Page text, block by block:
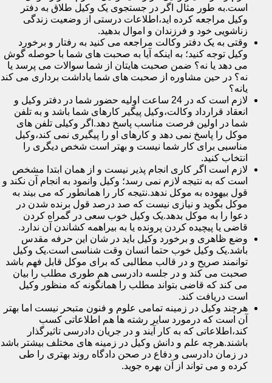
است.به طور مثال اگر در جستجوی یک وکیل طلاق به دفتر
وکیل مراجعه کرده اید،اطلاعات درستی از وضعیت زندگی
زناشویی خود و فرزندان و اموال بدهید.
وقتی به یک دفتر وکالت مراجعه می کنید به رفتار و برخورد
وکیل توجه کنید؛ به اینکه آیا به صحبت های شما با حوصله گوش
می دهد یا نه؟ ضمن صحبت هایتان از شما سوالات می پرسد یا
نه؟ در حین مشاوره از صحبت های شما یاداشت برداری می کند
یانه؟
لازم است که در 24 ساعت اولیه حضور شما در دفتر وکیل و
انعقاد قرارداد وکالت،وکیل پیگیر کارهای شما باشد و به تلفن
شما در اولین فرصت مناسب پاسخ دهد.اگر وکیلی تلفن های
موکل را پاسخ نمی دهد و کارهای او را پیگیری نمی کند،وکیل
مناسبی برای کار شما نیست و بهتر است شخص دیگری را
انتخاب کنید.
لازم است اگر کاری انجام پذیر نیست و از همان ابتدا مشخص
است که به نتیجه لازم نمی رسد؛ وکیل وانمود به انجام آن نکند و
قول بیهوده به موکل ندهد.نتیجه کار را همانطور که می بیند به
موکل بگوید و نیازی نیست که صد درصد قول برنده شدن در
دعوا را به موکل بدهد.یک وکیل خوب سعی در گمراه کردن
قاضی یا پیچیده کردن پرونده یا به بیراهمه کشاندن آن ندارد.
وضع ظاهری و برخورد وکیل باید در شان این حرفه مقدس
باشد.یک وکیل خوب حتما انسان وقت شناسی است.یک وکیل
توانمند صریح و در قالب مطالبی که برای موکل قابل فهم باشد
صحبت می کند و در جلسه دادرسی هم طوری مطلب را بیان
می کند که قاضی بتواند مطلب را همانگونه که منظور وکیل
است دریافت کند.
هرچند وکیل در زمینه تمامی علوم و فنون متبحر نیست اما بهتر
آن است که درمورد سایر رشته ها هم اطلاعاتی کسب
کند،اطلاعاتی که به کار آیند و در جریان دادرسی تاثیرگذار
باشند.هرچه علم و دانش وکیل در زمینه های مختلف بیشتر باشد
در زمان دادرسی و دفاع در صحن دادگاه روند بهتری را طی
کرده و می تواند از آن بهره جوید.